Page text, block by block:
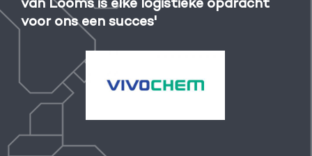
voor ons een succes'